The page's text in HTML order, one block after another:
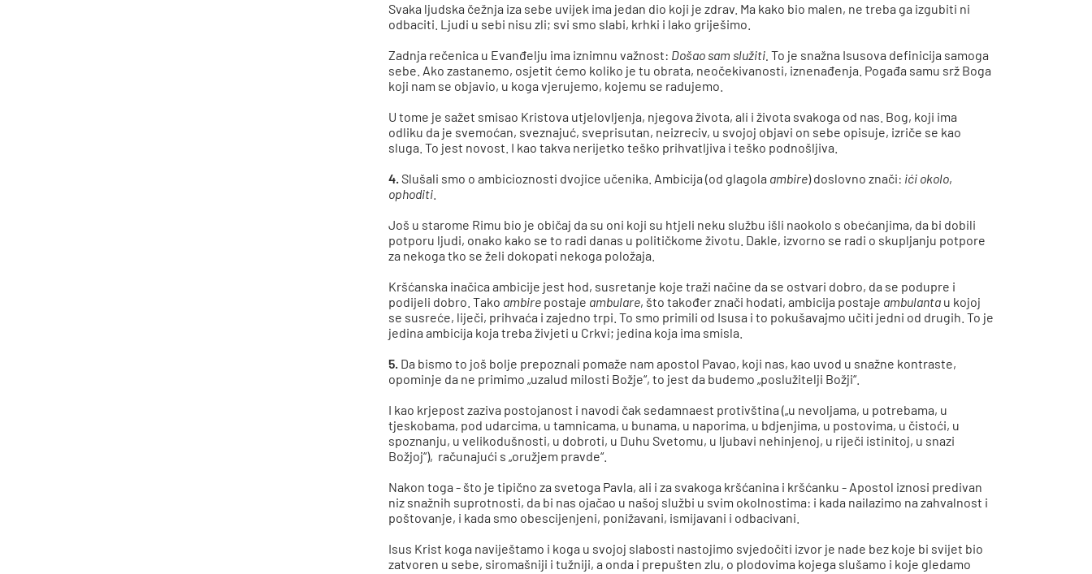
Svaka ljudska čežnja iza sebe uvijek ima jedan dio koji je zdrav. Ma kako bio malen, ne treba ga izgubiti ni
odbaciti. Ljudi u sebi nisu zli; svi smo slabi, krhki i lako griješimo.
Zadnja rečenica u Evanđelju ima iznimnu važnost: Došao sam služiti. To je snažna Isusova definicija samoga
sebe. Ako zastanemo, osjetit ćemo koliko je tu obrata, neočekivanosti, iznenađenja. Pogađa samu srž Boga
koji nam se objavio, u koga vjerujemo, kojemu se radujemo.
U tome je sažet smisao Kristova utjelovljenja, njegova života, ali i života svakoga od nas. Bog, koji ima
odliku da je svemoćan, sveznajuć, sveprisutan, neizreciv, u svojoj objavi on sebe opisuje, izriče se kao
sluga. To jest novost. I kao takva nerijetko teško prihvatljiva i teško podnošljiva.
4.Slušali smo o ambicioznosti dvojice učenika. Ambicija (od glagola ambire) doslovno znači: ići okolo,
ophoditi
Još u starome Rimu bio je običaj da su oni koji su htjeli neku službu išli naokolo s obećanjima, da bi dobili
potporu ljudi, onako kako se to radi danas u političkome životu. Dakle, izvorno se radi o skupljanju potpore
za nekoga tko se želi dokopati nekoga položaja.
Kršćanska inačica ambicije jest hod, susretanje koje traži načine da se ostvari dobro, da se podupre i
podijeli dobro. Tako ambire postaje ambulare, što također znači hodati, ambicija postaje ambulanta u kojoj
se susreće, liječi, prihvaća i zajedno trpi. To smo primili od Isusa i to pokušavajmo učiti jedni od drugih. To je
jedina ambicija koja treba živjeti u Crkvi; jedina koja ima smisla.
5. Da bismo to još bolje prepoznali pomaže nam apostol Pavao, koji nas, kao uvod u snažne kontraste,
opominje da ne primimo „uzalud milosti Božje“, to jest da budemo „poslužitelji Božji“.
I kao krjepost zaziva postojanost i navodi čak sedamnaest protivština („u nevoljama, u potrebama, u
tjeskobama, pod udarcima, u tamnicama, u bunama, u naporima, u bdjenjima, u postovima, u čistoći, u
spoznanju, u velikodušnosti, u dobroti, u Duhu Svetomu, u ljubavi nehinjenoj, u riječi istinitoj, u snazi
Božjoj“), računajući s „oružjem pravde“.
Nakon toga - što je tipično za svetoga Pavla, ali i za svakoga kršćanina i kršćanku - Apostol iznosi predivan
niz snažnih suprotnosti, da bi nas ojačao u našoj službi u svim okolnostima: i kada nailazimo na zahvalnost i
poštovanje, i kada smo obescijenjeni, ponižavani, ismijavani i odbacivani.
Isus Krist koga naviještamo i koga u svojoj slabosti nastojimo svjedočiti izvor je nade bez koje bi svijet bio
zatvoren u sebe, siromašniji i tužniji, a onda i prepušten zlu, o plodovima kojega slušamo i koje gledamo